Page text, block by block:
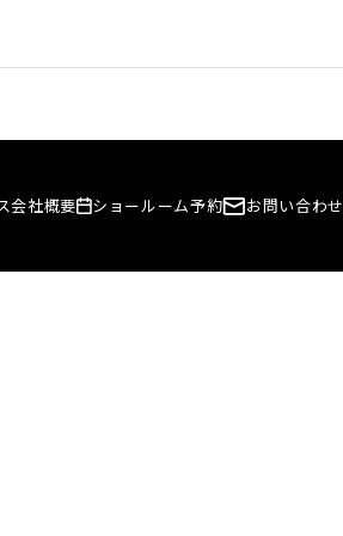
会社概要 ショールーム予約 お問い合わせ